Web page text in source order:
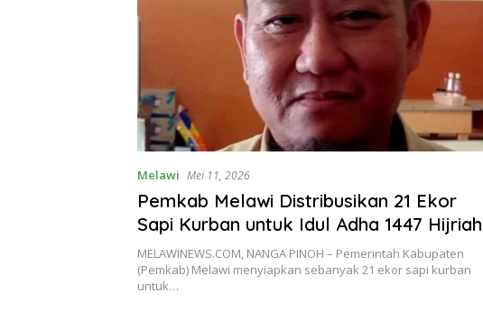
Melawi Mei 11, 2026
Pemkab Melawi Distribusikan 21 Ekor
Sapi Kurban untuk Idul Adha 1447 Hijriah
MELAWINEWS.COM, NANGA PINOH – Pemerintah Kabupaten
(Pemkab) Melawi menyiapkan sebanyak 21 ekor sapi kurban
untuk…